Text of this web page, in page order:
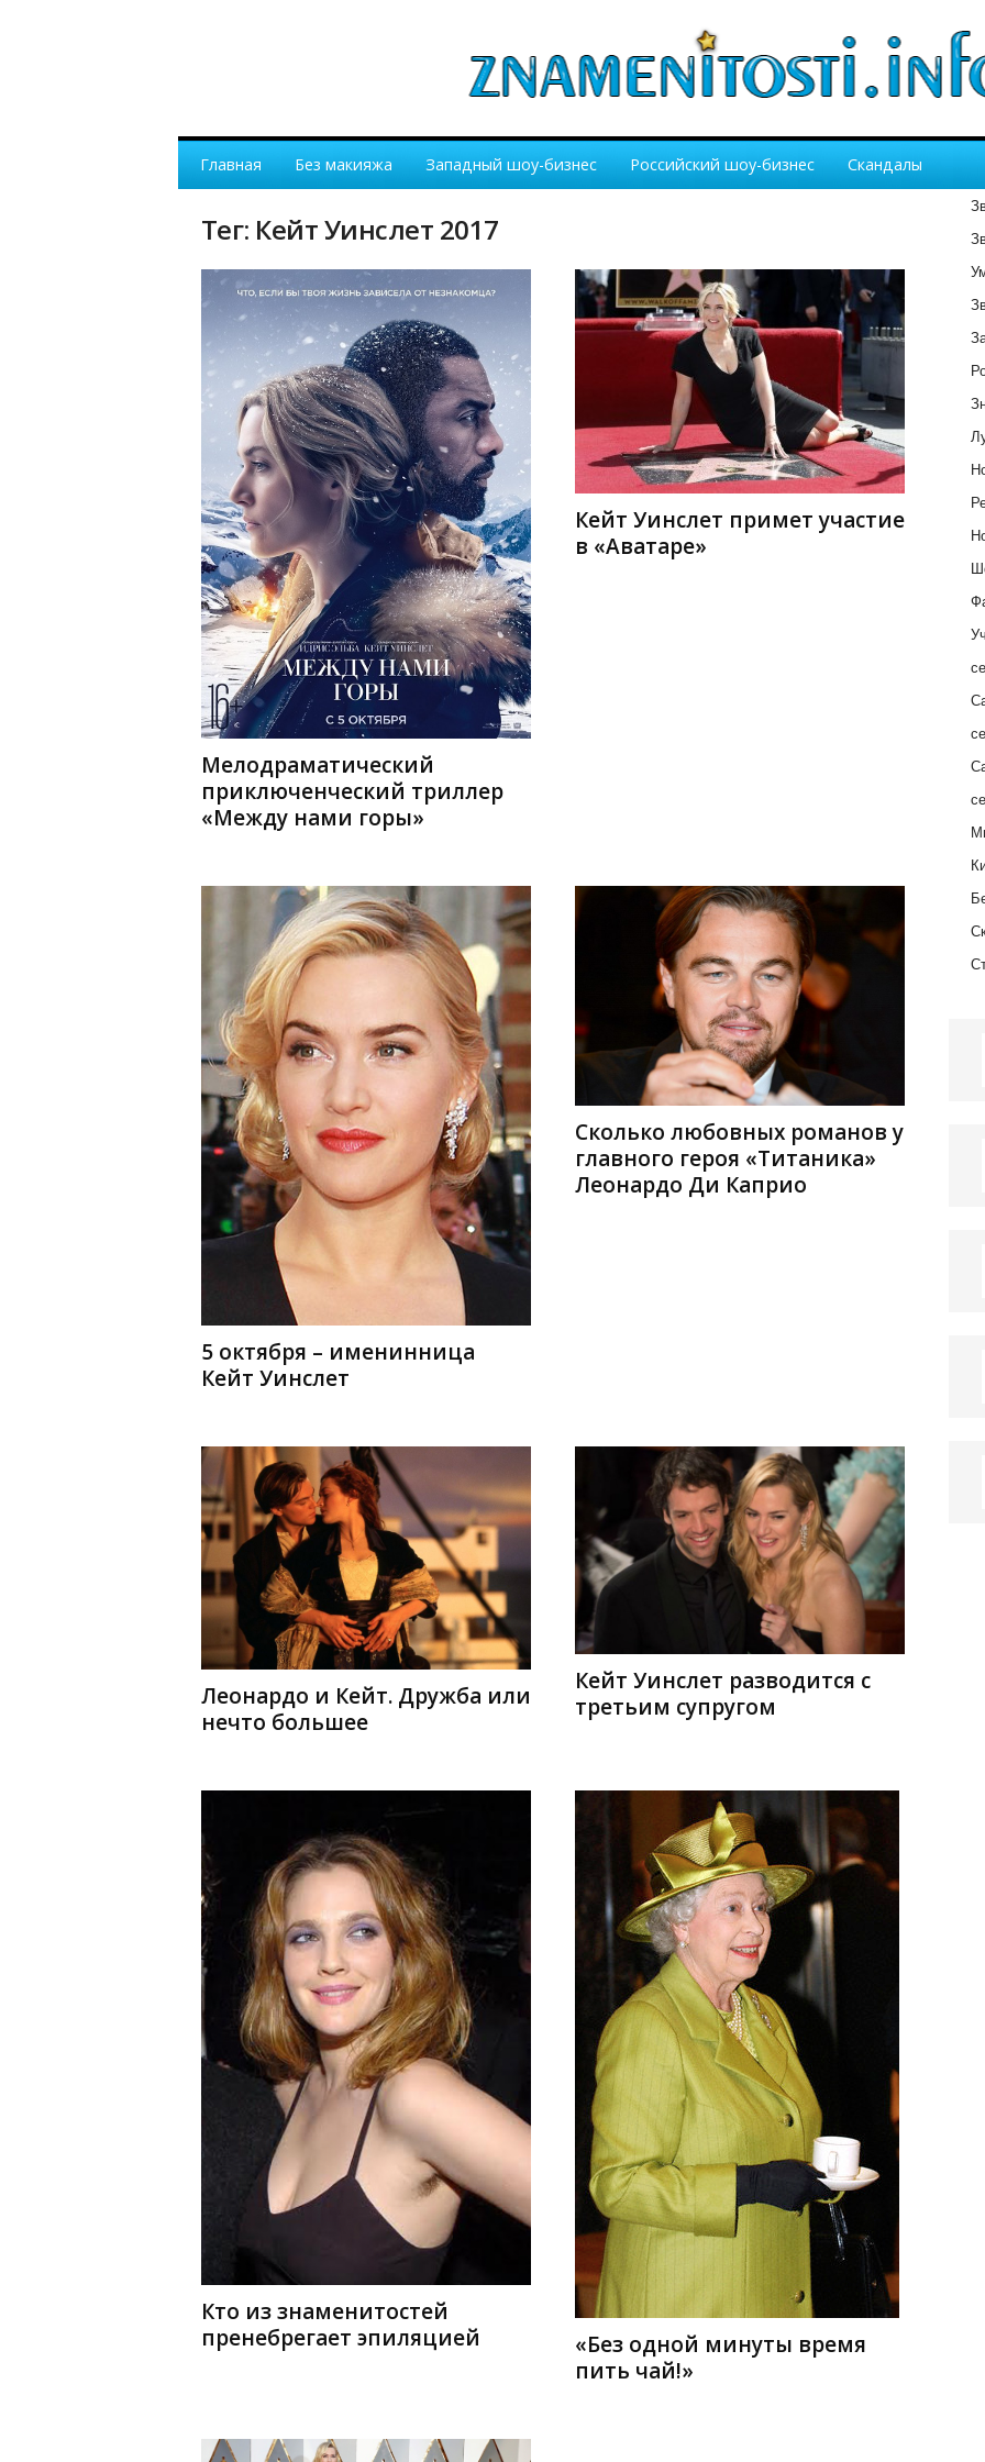
Главная Без макияжа Западный шоу-бизнес Российский шоу-бизнес Скандалы
Тег: Кейт Уинслет 2017
Мелодраматический
приключенческий триллер
«Между нами горы»
Кейт Уинслет примет участие
в «Аватаре»
5 октября – именинница
Кейт Уинслет
Сколько любовных романов у
главного героя «Титаника»
Леонардо Ди Каприо
Леонардо и Кейт. Дружба или
нечто большее
Кейт Уинслет разводится с
третьим супругом
Кто из знаменитостей
пренебрегает эпиляцией
«Без одной минуты время
пить чай!»